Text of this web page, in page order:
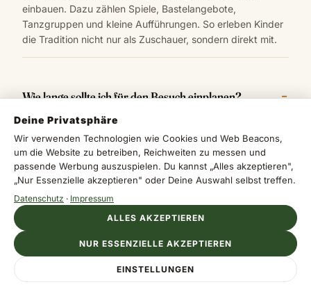
einbauen. Dazu zählen Spiele, Bastelangebote,
Tanzgruppen und kleine Aufführungen. So erleben Kinder
die Tradition nicht nur als Zuschauer, sondern direkt mit.
Wie lange sollte ich für den Besuch einplanen?
Für einen guten Eindruck reichen ein paar Stunden nicht.
Plane besser einen halben bis ganzen Tag ein, bei einer
Kombination mit Dorf und Umgebung eher zwei bis vier
Tage. Dann bekommst du Ritual, Essen und Atmosphäre
wirklich mit.
Muss ich religiös sein, um das Festival zu besuchen?
Nein, aber Respekt vor den Ritualen ist wichtig. Du kannst
Deine Privatsphäre
Wir verwenden Technologien wie Cookies und Web Beacons,
um die Website zu betreiben, Reichweiten zu messen und
passende Werbung auszuspielen. Du kannst „Alles akzeptieren",
„Nur Essenzielle akzeptieren" oder Deine Auswahl selbst treffen.
Datenschutz · Impressum
EINSTELLUNGEN
NUR ESSENZIELLE AKZEPTIEREN
ALLES AKZEPTIEREN